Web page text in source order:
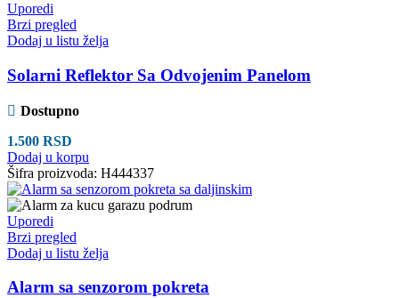
Uporedi
Brzi pregled
Dodaj u listu želja
Solarni Reflektor Sa Odvojenim Panelom
Dostupno
1.500 RSD
Dodaj u korpu
Šifra proizvoda: H444337
Uporedi
Brzi pregled
Dodaj u listu želja
Alarm sa senzorom pokreta